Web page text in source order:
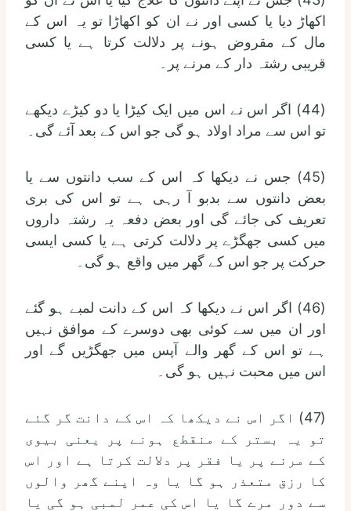
اکھاڑ دیا یا کسی اور نے ان کو اکھاڑا تو یہ اس کے
مال کے مقروض ہونے پر دلالت کرتا ہے یا کسی
قریبی رشتہ دار کے مرنے پر۔
(44) اگر اس نے اس میں ایک کیڑا یا دو کیڑے دیکھے
تو اس سے مراد اولاد ہو گی جو اس کے بعد آئے گی۔
(45) جس نے دیکھا کہ اس کے سب دانتوں سے یا
بعض دانتوں سے بدبو آ رہی ہے تو اس کی بری
تعریف کی جائے گی اور بعض دفعہ یہ رشتہ داروں
میں کسی جھگڑے پر دلالت کرتی ہے یا کسی ایسی
حرکت پر جو اس کے گھر میں واقع ہو گی۔
(46) اگر اس نے دیکھا کہ اس کے دانت لمبے ہو گئے
اور ان میں سے کوئی بھی دوسرے کے موافق نہیں
ہے تو اس کے گھر والے آپس میں جھگڑیں گے اور
اس میں محبت نہیں ہو گی۔
(47) اگر اس نے دیکھا کہ اس کے دانت گر گئے
تو یہ بستر کے منقطع ہونے پر یعنی بیوی
کے مرنے پر یا فقر پر دلالت کرتا ہے اور اس
کا رزق متعذر ہو گا یا وہ اپنے گھر والوں
سے دور مرے گا یا اس کی عمر لمبی ہو گی یا